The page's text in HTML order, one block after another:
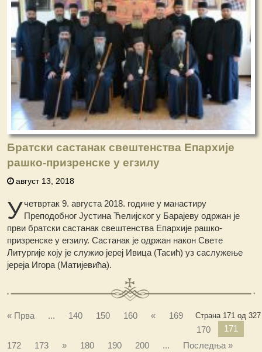
Братски састанак свештенства Епархије
рашко-призренске у егзилу
август 13, 2018
Учетвртак 9. августа 2018. године у манастиру
Преподобног Јустина Ћелијског у Барајеву одржан је
први братски састанак свештенства Епархије рашко-
призренске у егзилу. Састанак је одржан након Свете
Литургије коју је служио јереј Ивица (Тасић) уз саслужење
јереја Игора (Матијевића).
Страна 171 од 327
« Прва ... 140 150 160 «
169
170
171
172
173 » 180 190 200 ... Последња »